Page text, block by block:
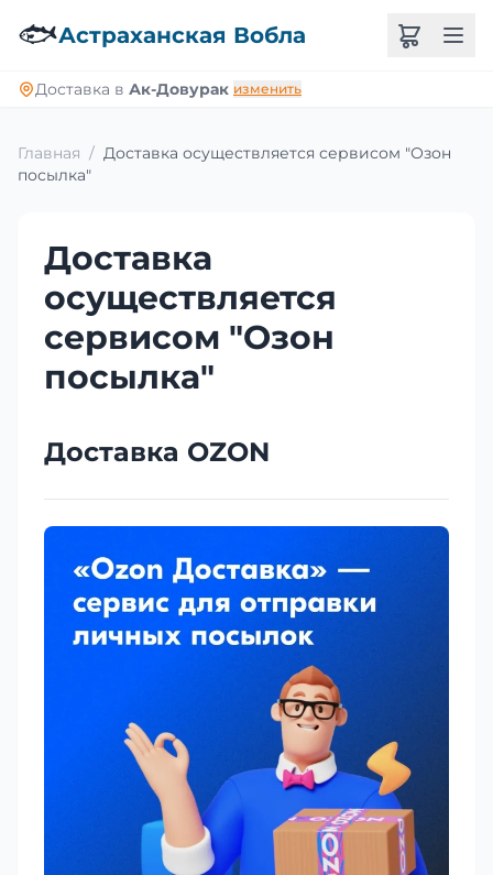
🐟Астраханская Вобла
Доставка в Ак-Довурак изменить
Главная / Доставка осуществляется сервисом "Озон
посылка"
Доставка
осуществляется
сервисом "Озон
посылка"
Доставка OZON